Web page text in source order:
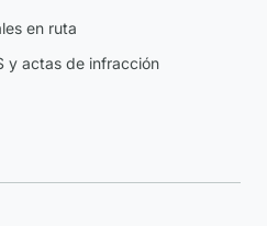
en ruta
y actas de infracción